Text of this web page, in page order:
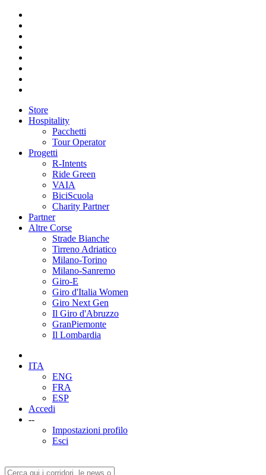
Store
Hospitality
Pacchetti
Tour Operator
Progetti
R-Intents
Ride Green
VAIA
BiciScuola
Charity Partner
Partner
Altre Corse
Strade Bianche
Tirreno Adriatico
Milano-Torino
Milano-Sanremo
Giro-E
Giro d'Italia Women
Giro Next Gen
Il Giro d'Abruzzo
GranPiemonte
Il Lombardia
ITA
ENG
FRA
ESP
Accedi
--
Impostazioni profilo
Esci